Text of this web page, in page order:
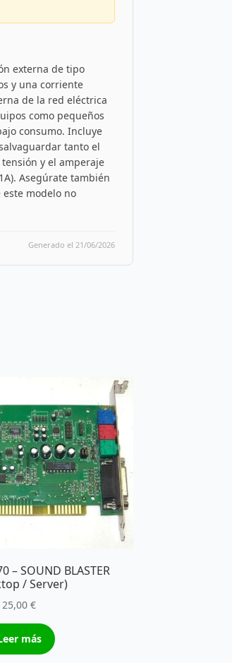
externa de tipo
y una corriente
de la red eléctrica
como pequeños
consumo. Incluye
tanto el
y el amperaje
Asegúrate también
modelo no
Generado el 21/06/2026
– SOUND BLASTER
/ Server)
25,00€
más